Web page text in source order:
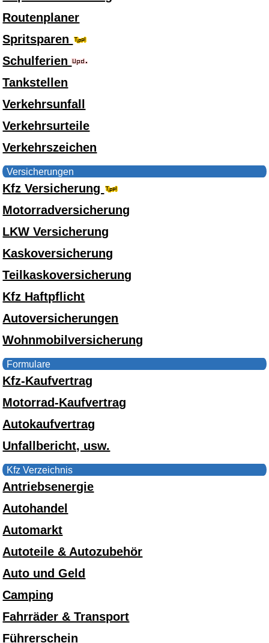
Routenplaner
Spritsparen
Schulferien
Tankstellen
Verkehrsunfall
Verkehrsurteile
Verkehrszeichen
Versicherungen
Kfz Versicherung
Motorradversicherung
LKW Versicherung
Kaskoversicherung
Teilkaskoversicherung
Kfz Haftpflicht
Autoversicherungen
Wohnmobilversicherung
Formulare
Kfz-Kaufvertrag
Motorrad-Kaufvertrag
Autokaufvertrag
Unfallbericht, usw.
Kfz Verzeichnis
Antriebsenergie
Autohandel
Automarkt
Autoteile & Autozubehör
Auto und Geld
Camping
Fahrräder & Transport
Führerschein